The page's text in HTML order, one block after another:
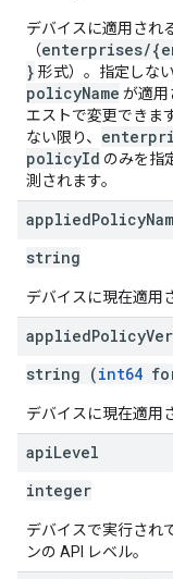
デバイスに適用され
（enterprises/
} 形式）。指定しな
policyName が適用
エストで変更できます
ない限り、
policyId のみを指
測されます。
appliedPolicy
string
デバイスに現在適用
appliedPolicy
string (int64
デバイスに現在適用
apiLevel
integer
デバイスで実行され
ンの API レベル。